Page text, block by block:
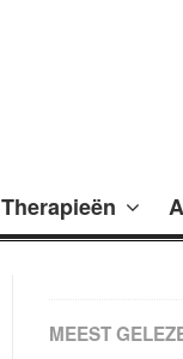
Therapieën
MEEST